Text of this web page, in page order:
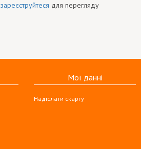
зареєструйтеся для перегляду
Мої данні
Надіслати скаргу